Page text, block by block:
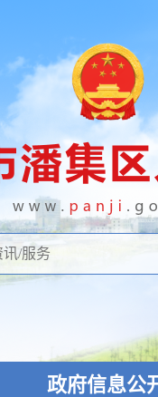
政府信息公